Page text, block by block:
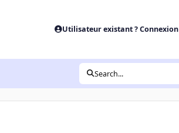
Utilisateur existant ? Connexion
Search...